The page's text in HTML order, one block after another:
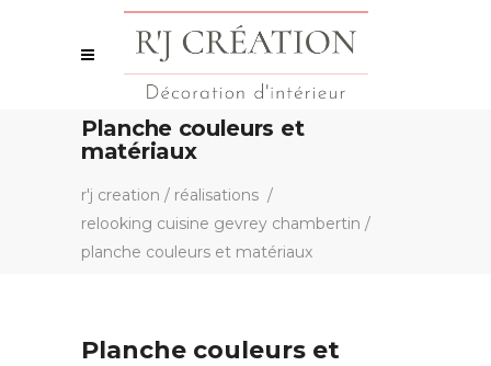
Planche couleurs et
matériaux
r'j creation / réalisations /
relooking cuisine gevrey chambertin /
planche couleurs et matériaux
Planche couleurs et